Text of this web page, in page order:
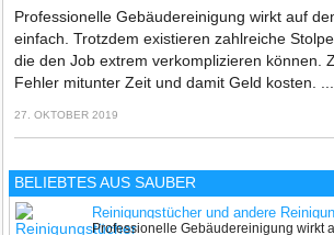
Professionelle Gebäudereinigung wirkt auf
einfach. Trotzdem existieren zahlreiche
die den Job extrem verkomplizieren können.
Fehler mitunter Zeit und damit Geld kosten.
27. OKTOBER 2019
BELIEBTES AUS SAUBER
Reinigungstücher und andere
zu beachten?
Professionelle Gebäudereinigung wirkt